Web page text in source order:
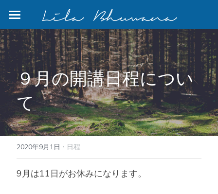
Home
Program
Bali
Photo Gallery
リトリート
Blog
検索
９月の開講日程につい
て
2020年9月1日 · 日程
9月は11日がお休みになります。
ストアカテゴリー
すべてのカテゴリー